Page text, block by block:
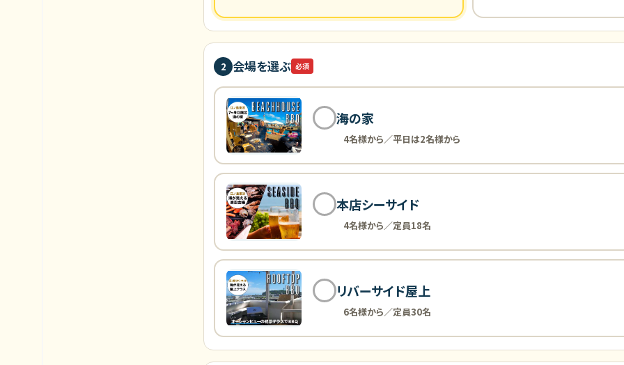
2 会場を選ぶ 必須
海の家
4名様から／平日は2名様から
本店シーサイド
4名様から／定員18名
リバーサイド屋上
6名様から／定員30名